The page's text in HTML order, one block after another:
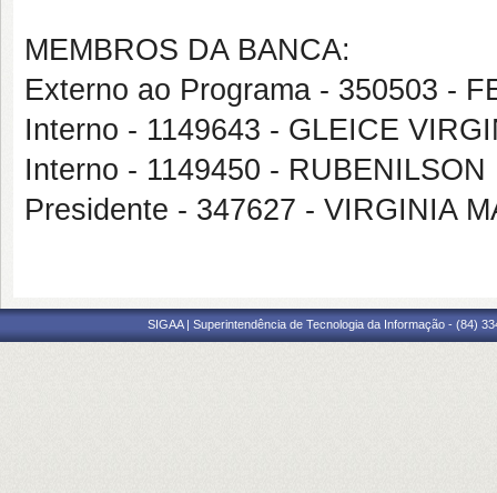
MEMBROS DA BANCA:
Externo ao Programa - 350503 -
Interno - 1149643 - GLEICE
Interno - 1149450 -
Presidente - 347627 - VIRGINIA
SIGAA | Superintendência de Tecnologia da Informação - (84)